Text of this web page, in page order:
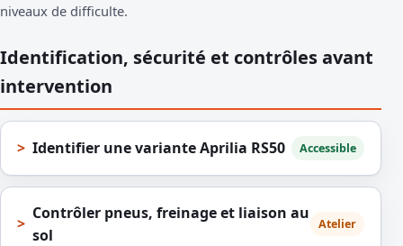
niveaux de difficulte.
Identification, sécurité et contrôles avant
intervention
Identifier une variante Aprilia RS50 Accessible
Contrôler pneus, freinage et liaison au
sol
Atelier